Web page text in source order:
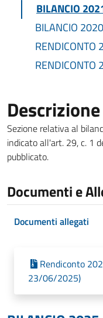
BILANCIO
BILANCIO 2020
RENDICONTO
RENDICONTO
Descrizione
Sezione relativa al
indicato all'art. 29, c. 1
pubblicato.
Documenti e
Documenti allegati
Rendiconto
23/06/2025)